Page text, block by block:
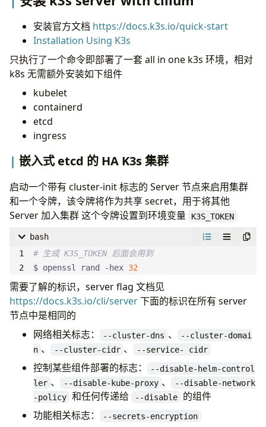
安装官方文档 https://docs.k3s.io/quick-start
Installation Using K3s
只执行了一个命令即部署了一套 all in one k3s 环境，相对
k8s 无需额外安装如下组件
kubelet
containerd
etcd
ingress
嵌入式 etcd 的 HA K3s 集群
启动一个带有 cluster-init 标志的 Server 节点来启用集群
和一个令牌，该令牌将作为共享 secret，用于将其他
Server 加入集群 这个令牌设置到环境变量
K3S_TOKEN
bash
# 生成 K3S_TOKEN 后面会用到
$ openssl rand -hex 32
需要了解的标识，server flag 文档见
https://docs.k3s.io/cli/server下面的标识在所有 server
节点中是相同的
网络相关标志：
--cluster-dns 、
--cluster-domai
n 、 --cluster-cidr 、 --service- cidr
控制某些组件部署的标志：
--disable-helm-control
ler 、 --disable-kube-proxy 、
--disable-network
-policy 和任何传递给 --disable
的组件
功能相关标志：
--secrets-encryption